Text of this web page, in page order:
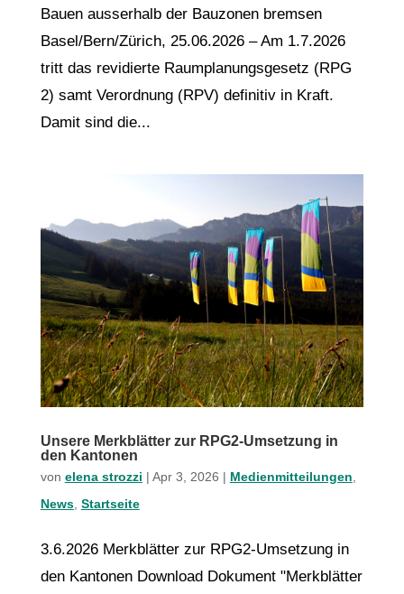
Bauen ausserhalb der Bauzonen bremsen
Basel/Bern/Zürich, 25.06.2026 – Am 1.7.2026
tritt das revidierte Raumplanungsgesetz (RPG
2) samt Verordnung (RPV) definitiv in Kraft.
Damit sind die...
Unsere Merkblätter zur RPG2-Umsetzung in
den Kantonen
von elena strozzi | Apr 3, 2026 | Medienmitteilungen
News, Startseite
3.6.2026 Merkblätter zur RPG2-Umsetzung in
den Kantonen Download Dokument "Merkblätter